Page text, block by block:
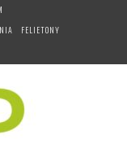
FELIETONY